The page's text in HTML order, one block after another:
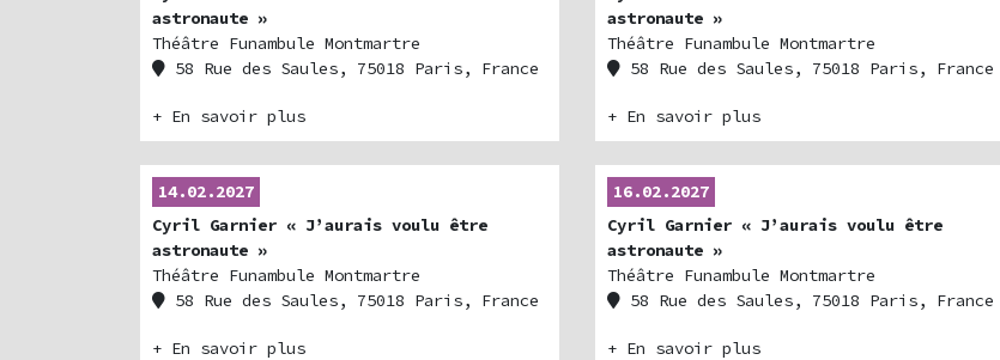
astronaute »
Théâtre Funambule Montmartre
58 Rue des Saules, 75018 Paris, France
+ En savoir plus
astronaute »
Théâtre Funambule Montmartre
58 Rue des Saules, 75018 Paris, France
+ En savoir plus
14.02.2027
Cyril Garnier « J’aurais voulu être
astronaute »
Théâtre Funambule Montmartre
58 Rue des Saules, 75018 Paris, France
+ En savoir plus
16.02.2027
Cyril Garnier « J’aurais voulu être
astronaute »
Théâtre Funambule Montmartre
58 Rue des Saules, 75018 Paris, France
+ En savoir plus